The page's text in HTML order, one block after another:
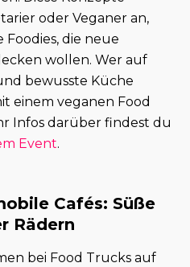
oder Veganer an,
die neue
wollen. Wer auf
bewusste Küche
einem veganen Food
Infos darüber findest du
Event.
Cafés: Süße
Rädern
bei Food Trucks auf